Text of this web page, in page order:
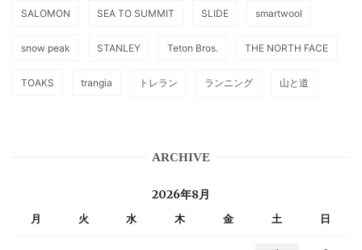
SALOMON SEA TO SUMMIT SLIDE smartwool
snow peak STANLEY Teton Bros. THE NORTH FACE
TOAKS trangia トレラン ランニング 山と道
ARCHIVE
2026年8月
月 火 水 木 金 土 日